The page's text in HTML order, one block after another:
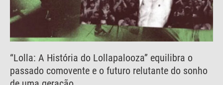
“Lolla: A História do Lollapalooza” equilibra o
passado comovente e o futuro relutante do sonho